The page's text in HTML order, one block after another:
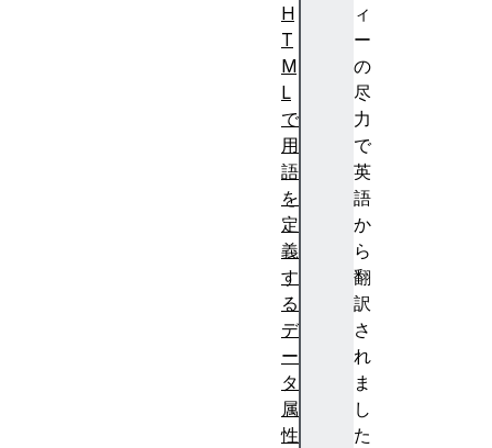
ィ
ー
の
尽
力
で
英
語
か
ら
翻
訳
さ
れ
ま
し
た
H
T
M
L
で
用
語
を
定
義
す
る
デ
ー
タ
属
性